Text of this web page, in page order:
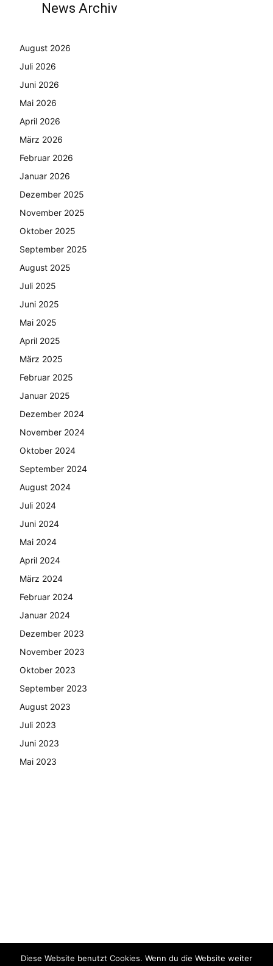
News Archiv
August 2026
Juli 2026
Juni 2026
Mai 2026
April 2026
März 2026
Februar 2026
Januar 2026
Dezember 2025
November 2025
Oktober 2025
September 2025
August 2025
Juli 2025
Juni 2025
Mai 2025
April 2025
März 2025
Februar 2025
Januar 2025
Dezember 2024
November 2024
Oktober 2024
September 2024
August 2024
Juli 2024
Juni 2024
Mai 2024
April 2024
März 2024
Februar 2024
Januar 2024
Dezember 2023
November 2023
Oktober 2023
September 2023
August 2023
Juli 2023
Juni 2023
Mai 2023
Diese Website benutzt Cookies. Wenn du die Website weiter